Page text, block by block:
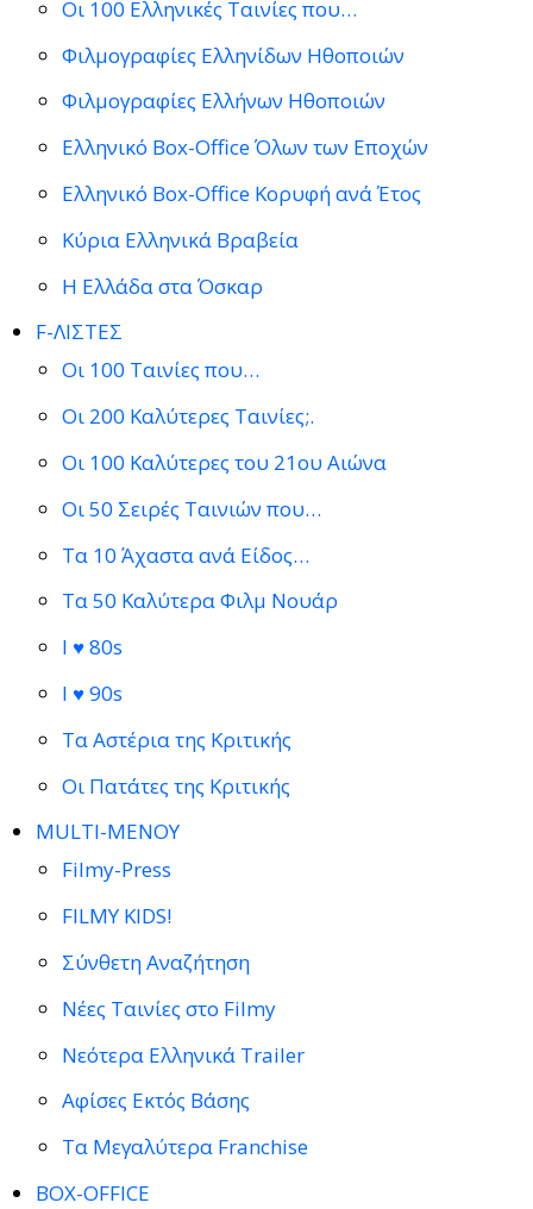
Οι 100 Ελληνικές Ταινίες που…
Φιλμογραφίες Ελληνίδων Ηθοποιών
Φιλμογραφίες Ελλήνων Ηθοποιών
Ελληνικό Box-Office Όλων των Εποχών
Ελληνικό Box-Office Κορυφή ανά Έτος
Κύρια Ελληνικά Βραβεία
Η Ελλάδα στα Όσκαρ
F-ΛΙΣΤΕΣ
Οι 100 Ταινίες που…
Οι 200 Καλύτερες Ταινίες;.
Οι 100 Καλύτερες του 21ου Αιώνα
Οι 50 Σειρές Ταινιών που…
Τα 10 Άχαστα ανά Είδος…
Τα 50 Καλύτερα Φιλμ Νουάρ
I ♥ 80s
I ♥ 90s
Τα Αστέρια της Κριτικής
Οι Πατάτες της Κριτικής
MULTI-ΜΕΝΟΥ
Filmy-Press
FILMY KIDS!
Σύνθετη Αναζήτηση
Νέες Ταινίες στο Filmy
Νεότερα Ελληνικά Trailer
Αφίσες Εκτός Βάσης
Τα Μεγαλύτερα Franchise
BOX-OFFICE